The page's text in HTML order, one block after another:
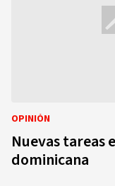
OPINIÓN
Nuevas tareas
dominicana